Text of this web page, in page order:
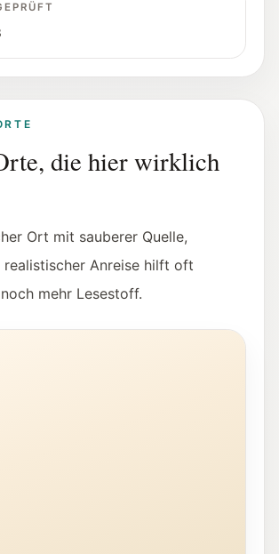
die hier wirklich
Ort mit sauberer Quelle,
Anreise hilft oft
mehr Lesestoff.
der Stadt:Bibliothek Salzburg in Lehen.